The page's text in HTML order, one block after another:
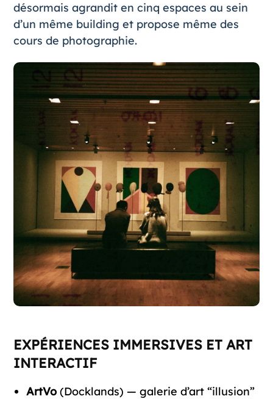
désormais agrandit en cinq espaces au sein
d’un même building et propose même des
cours de photographie.
EXPÉRIENCES IMMERSIVES ET ART
INTERACTIF
ArtVo(Docklands) — galerie d’art “illusion”